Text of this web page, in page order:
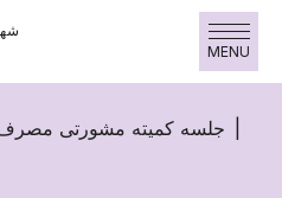
MENU
جلسه کمیته مشورتی مصرف